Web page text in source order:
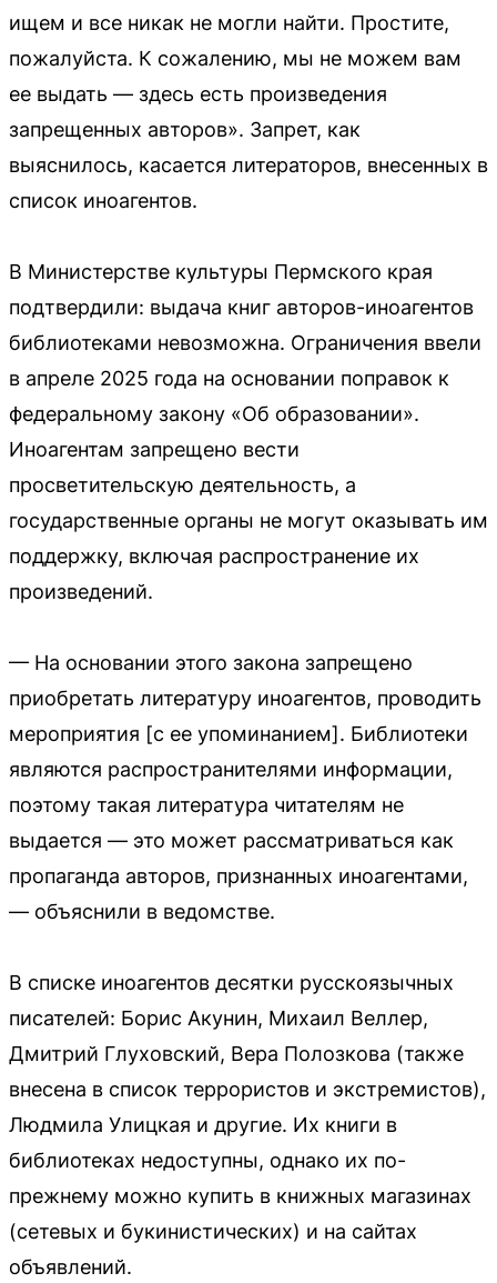
ищем и все никак не могли найти. Простите,
пожалуйста. К сожалению, мы не можем вам
ее выдать — здесь есть произведения
запрещенных авторов». Запрет, как
выяснилось, касается литераторов, внесенных в
список иноагентов.
В Министерстве культуры Пермского края
подтвердили: выдача книг авторов-иноагентов
библиотеками невозможна. Ограничения ввели
в апреле 2025 года на основании поправок к
федеральному закону «Об образовании».
Иноагентам запрещено вести
просветительскую деятельность, а
государственные органы не могут оказывать им
поддержку, включая распространение их
произведений.
— На основании этого закона запрещено
приобретать литературу иноагентов, проводить
мероприятия [с ее упоминанием]. Библиотеки
являются распространителями информации,
поэтому такая литература читателям не
выдается — это может рассматриваться как
пропаганда авторов, признанных иноагентами,
— объяснили в ведомстве.
В списке иноагентов десятки русскоязычных
писателей: Борис Акунин, Михаил Веллер,
Дмитрий Глуховский, Вера Полозкова (также
внесена в список террористов и экстремистов),
Людмила Улицкая и другие. Их книги в
библиотеках недоступны, однако их по-
прежнему можно купить в книжных магазинах
(сетевых и букинистических) и на сайтах
объявлений.